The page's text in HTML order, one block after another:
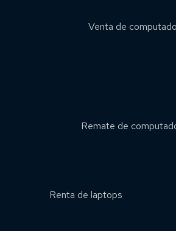
Venta de
Remate de
Renta de laptops